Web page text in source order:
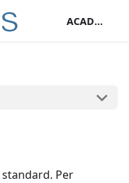
ACADEMY
standard. Per